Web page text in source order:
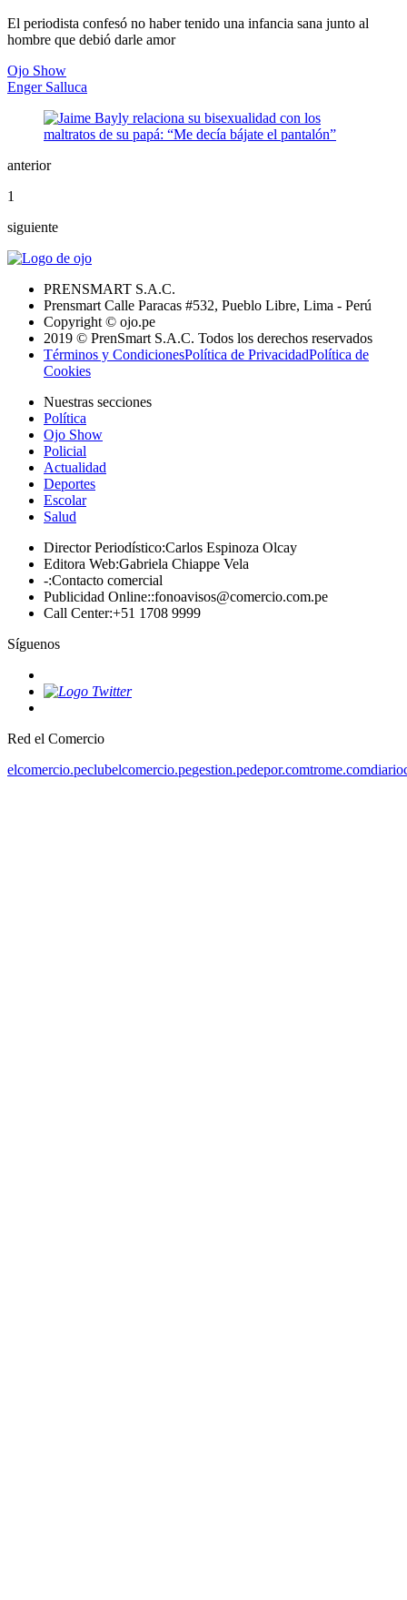
El periodista confesó no haber tenido una infancia sana junto al
hombre que debió darle amor
Ojo Show
Enger Salluca
anterior
1
siguiente
PRENSMART S.A.C.
Prensmart Calle Paracas #532, Pueblo Libre, Lima - Perú
Copyright © ojo.pe
2019 © PrenSmart S.A.C. Todos los derechos reservados
Términos y CondicionesPolítica de PrivacidadPolítica de
Cookies
Nuestras secciones
Política
Ojo Show
Policial
Actualidad
Deportes
Escolar
Salud
Director Periodístico:Carlos Espinoza Olcay
Editora Web:Gabriela Chiappe Vela
-:Contacto comercial
Publicidad Online::fonoavisos@comercio.com.pe
Call Center:+51 1708 9999
Síguenos
Red el Comercio
elcomercio.peclubelcomercio.pegestion.pedepor.comtrome.com